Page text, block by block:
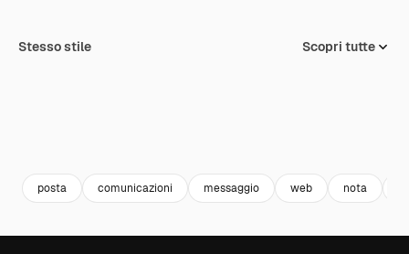
Stesso stile Scopri tutte
posta comunicazioni messaggio web nota